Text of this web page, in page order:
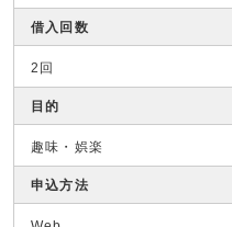
借入回数
2回
目的
趣味・娯楽
申込方法